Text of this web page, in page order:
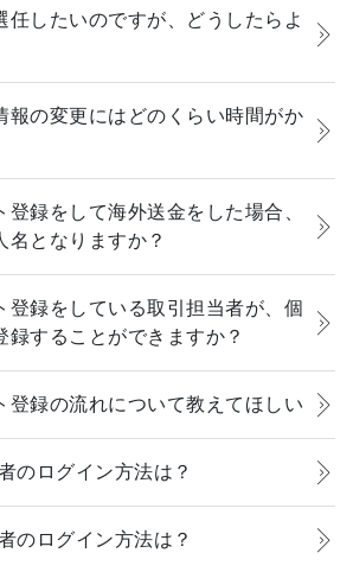
任したいのですが、どうしたらよ
報の変更にはどのくらい時間がか
録をして海外送金をした場合、
名となりますか？
登録をしている取引担当者が、個
録することができますか？
登録の流れについて教えてほしい
のログイン方法は？
のログイン方法は？